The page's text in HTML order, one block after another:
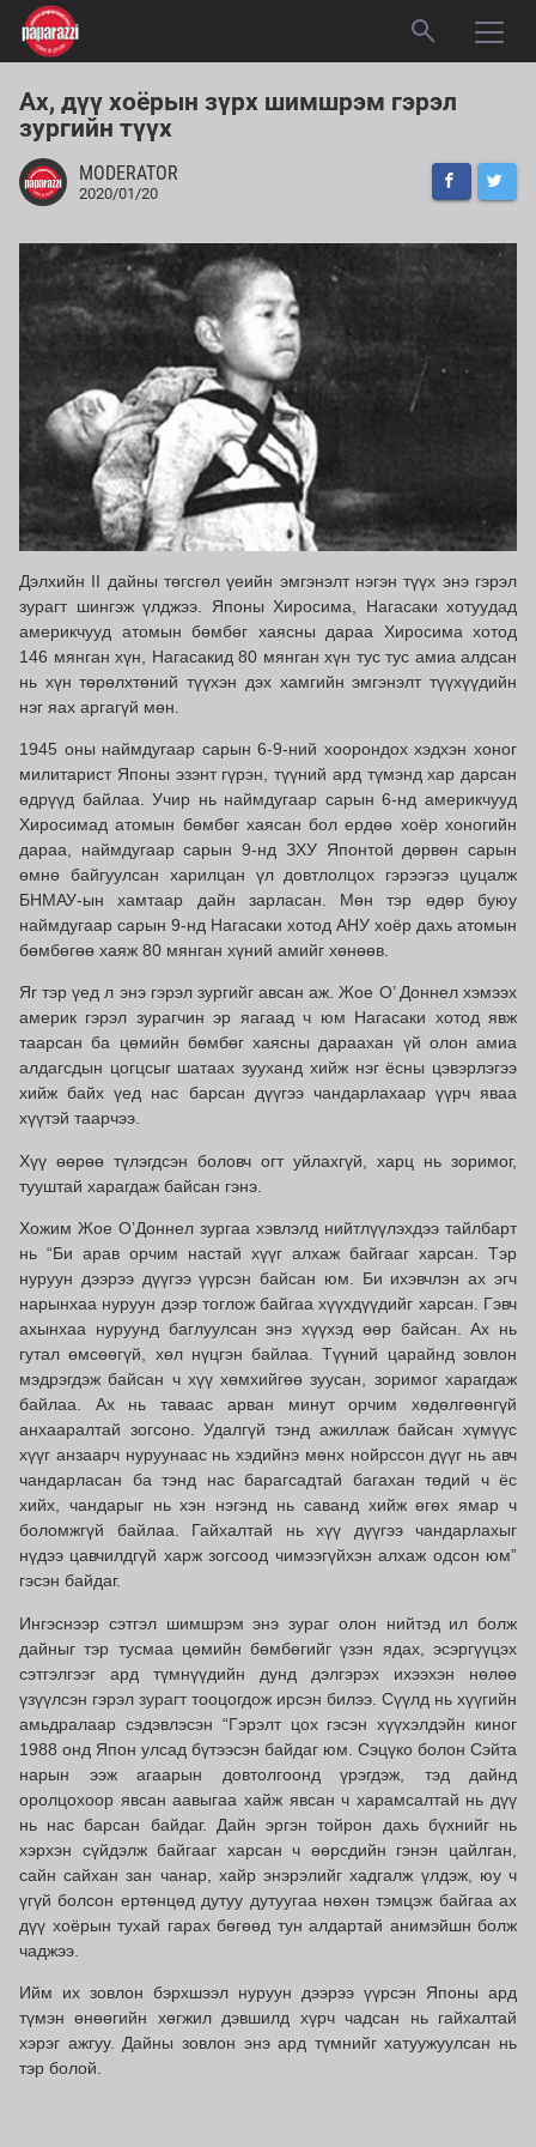
Ах, дүү хоёрын зүрх шимшрэм гэрэл
зургийн түүх
MODERATOR
2020/01/20
Дэлхийн II дайны төгсгөл үеийн эмгэнэлт нэгэн түүх энэ гэрэл
зурагт шингэж үлджээ. Японы Хиросима, Нагасаки хотуудад
америкчууд атомын бөмбөг хаясны дараа Хиросима хотод
146 мянган хүн, Нагасакид 80 мянган хүн тус тус амиа алдсан
нь хүн төрөлхтөний түүхэн дэх хамгийн эмгэнэлт түүхүүдийн
нэг яах аргагүй мөн.
1945 оны наймдугаар сарын 6-9-ний хоорондох хэдхэн хоног
милитарист Японы эзэнт гүрэн, түүний ард түмэнд хар дарсан
өдрүүд байлаа. Учир нь наймдугаар сарын 6-нд америкчууд
Хиросимад атомын бөмбөг хаясан бол ердөө хоёр хоногийн
дараа, наймдугаар сарын 9-нд ЗХУ Японтой дөрвөн сарын
өмнө байгуулсан харилцан үл довтлолцох гэрээгээ цуцалж
БНМАУ-ын хамтаар дайн зарласан. Мөн тэр өдөр буюу
наймдугаар сарын 9-нд Нагасаки хотод АНУ хоёр дахь атомын
бөмбөгөө хаяж 80 мянган хүний амийг хөнөөв.
Яг тэр үед л энэ гэрэл зургийг авсан аж. Жое О’ Доннел хэмээх
америк гэрэл зурагчин эр яагаад ч юм Нагасаки хотод явж
таарсан ба цөмийн бөмбөг хаясны дараахан үй олон амиа
алдагсдын цогцсыг шатаах зууханд хийж нэг ёсны цэвэрлэгээ
хийж байх үед нас барсан дүүгээ чандарлахаар үүрч яваа
хүүтэй таарчээ.
Хүү өөрөө түлэгдсэн боловч огт уйлахгүй, харц нь зоримог,
тууштай харагдаж байсан гэнэ.
Хожим Жое О’Доннел зургаа хэвлэлд нийтлүүлэхдээ тайлбарт
нь “Би арав орчим настай хүүг алхаж байгааг харсан. Тэр
нуруун дээрээ дүүгээ үүрсэн байсан юм. Би ихэвчлэн ах эгч
нарынхаа нуруун дээр тоглож байгаа хүүхдүүдийг харсан. Гэвч
ахынхаа нуруунд баглуулсан энэ хүүхэд өөр байсан. Ах нь
гутал өмсөөгүй, хөл нүцгэн байлаа. Түүний царайнд зовлон
мэдрэгдэж байсан ч хүү хөмхийгөө зуусан, зоримог харагдаж
байлаа. Ах нь таваас арван минут орчим хөдөлгөөнгүй
анхааралтай зогсоно. Удалгүй тэнд ажиллаж байсан хүмүүс
хүүг анзаарч нуруунаас нь хэдийнэ мөнх нойрссон дүүг нь авч
чандарласан ба тэнд нас барагсадтай багахан төдий ч ёс
хийх, чандарыг нь хэн нэгэнд нь саванд хийж өгөх ямар ч
боломжгүй байлаа. Гайхалтай нь хүү дүүгээ чандарлахыг
нүдээ цавчилдгүй харж зогсоод чимээгүйхэн алхаж одсон юм”
гэсэн байдаг.
Ингэснээр сэтгэл шимшрэм энэ зураг олон нийтэд ил болж
дайныг тэр тусмаа цөмийн бөмбөгийг үзэн ядах, эсэргүүцэх
сэтгэлгээг ард түмнүүдийн дунд дэлгэрэх ихээхэн нөлөө
үзүүлсэн гэрэл зурагт тооцогдож ирсэн билээ. Сүүлд нь хүүгийн
амьдралаар сэдэвлэсэн “Гэрэлт цох гэсэн хүүхэлдэйн киног
1988 онд Япон улсад бүтээсэн байдаг юм. Сэцүко болон Сэйта
нарын ээж агаарын довтолгоонд үрэгдэж, тэд дайнд
оролцохоор явсан аавыгаа хайж явсан ч харамсалтай нь дүү
нь нас барсан байдаг. Дайн эргэн тойрон дахь бүхнийг нь
хэрхэн сүйдэлж байгааг харсан ч өөрсдийн гэнэн цайлган,
сайн сайхан зан чанар, хайр энэрэлийг хадгалж үлдэж, юу ч
үгүй болсон ертөнцөд дутуу дутуугаа нөхөн тэмцэж байгаа ах
дүү хоёрын тухай гарах бөгөөд тун алдартай анимэйшн болж
чаджээ.
Ийм их зовлон бэрхшээл нуруун дээрээ үүрсэн Японы ард
түмэн өнөөгийн хөгжил дэвшилд хүрч чадсан нь гайхалтай
хэрэг ажгуу. Дайны зовлон энэ ард түмнийг хатуужуулсан нь
тэр болой.